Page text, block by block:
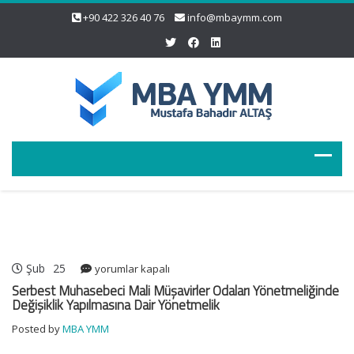
+90 422 326 40 76 info@mbaymm.com
Şub 25
Serbest
Muhasebeci
Mali
Odaları
yorumlar kapalı
Serbest Muhasebeci Mali Müşavirler Odaları Yönetmeliğinde
Değişiklik Yapılmasına Dair Yönetmelik
Posted byMBA YMM